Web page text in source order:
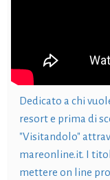
Dedicato a chi
resort e prima di
"Visitandolo"
mareonline.it. I
mettere on line